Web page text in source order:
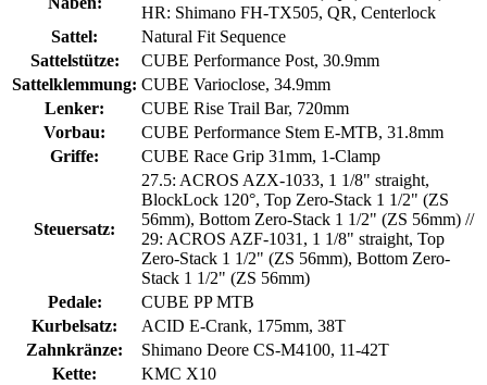
HR: Shimano FH-TX505, QR, Centerlock
Sattel:
Natural Fit Sequence
Sattelstütze:
CUBE Performance Post, 30.9mm
Sattelklemmung: CUBE Varioclose, 34.9mm
Lenker:
CUBE Rise Trail Bar, 720mm
Vorbau:
CUBE Performance Stem E-MTB, 31.8mm
Griffe:
CUBE Race Grip 31mm, 1-Clamp
Steuersatz:
27.5: ACROS AZX-1033, 1 1/8" straight,
BlockLock 120°, Top Zero-Stack 1 1/2" (ZS
56mm), Bottom Zero-Stack 1 1/2" (ZS 56mm) //
29: ACROS AZF-1031, 1 1/8" straight, Top
Zero-Stack 1 1/2" (ZS 56mm), Bottom Zero-
Stack 1 1/2" (ZS 56mm)
Pedale:
CUBE PP MTB
Kurbelsatz:
ACID E-Crank, 175mm, 38T
Zahnkränze:
Shimano Deore CS-M4100, 11-42T
Kette:
KMC X10